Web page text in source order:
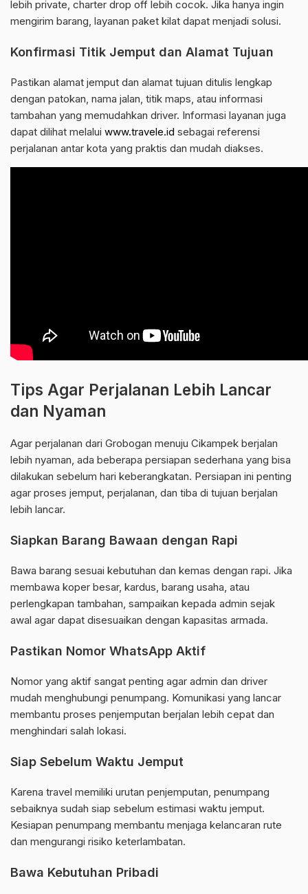
lebih private, charter drop off lebih cocok. Jika hanya ingin
mengirim barang, layanan paket kilat dapat menjadi solusi.
Konfirmasi Titik Jemput dan Alamat Tujuan
Pastikan alamat jemput dan alamat tujuan ditulis lengkap
dengan patokan, nama jalan, titik maps, atau informasi
tambahan yang memudahkan driver. Informasi layanan juga
dapat dilihat melalui www.travele.id sebagai referensi
perjalanan antar kota yang praktis dan mudah diakses.
Tips Agar Perjalanan Lebih Lancar
dan Nyaman
Agar perjalanan dari Grobogan menuju Cikampek berjalan
lebih nyaman, ada beberapa persiapan sederhana yang bisa
dilakukan sebelum hari keberangkatan. Persiapan ini penting
agar proses jemput, perjalanan, dan tiba di tujuan berjalan
lebih lancar.
Siapkan Barang Bawaan dengan Rapi
Bawa barang sesuai kebutuhan dan kemas dengan rapi. Jika
membawa koper besar, kardus, barang usaha, atau
perlengkapan tambahan, sampaikan kepada admin sejak
awal agar dapat disesuaikan dengan kapasitas armada.
Pastikan Nomor WhatsApp Aktif
Nomor yang aktif sangat penting agar admin dan driver
mudah menghubungi penumpang. Komunikasi yang lancar
membantu proses penjemputan berjalan lebih cepat dan
menghindari salah lokasi.
Siap Sebelum Waktu Jemput
Karena travel memiliki urutan penjemputan, penumpang
sebaiknya sudah siap sebelum estimasi waktu jemput.
Kesiapan penumpang membantu menjaga kelancaran rute
dan mengurangi risiko keterlambatan.
Bawa Kebutuhan Pribadi